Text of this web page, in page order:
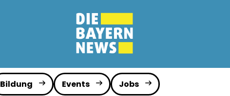
Bildung Events Jobs